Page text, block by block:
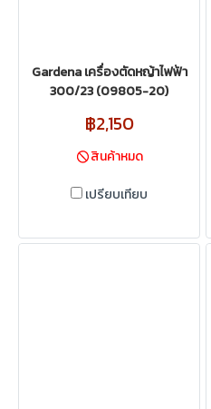
Gardena เครื่องตัดหญ้าไฟฟ้า
300/23 (09805-20)
฿2,150
สินค้าหมด
เปรียบเทียบ